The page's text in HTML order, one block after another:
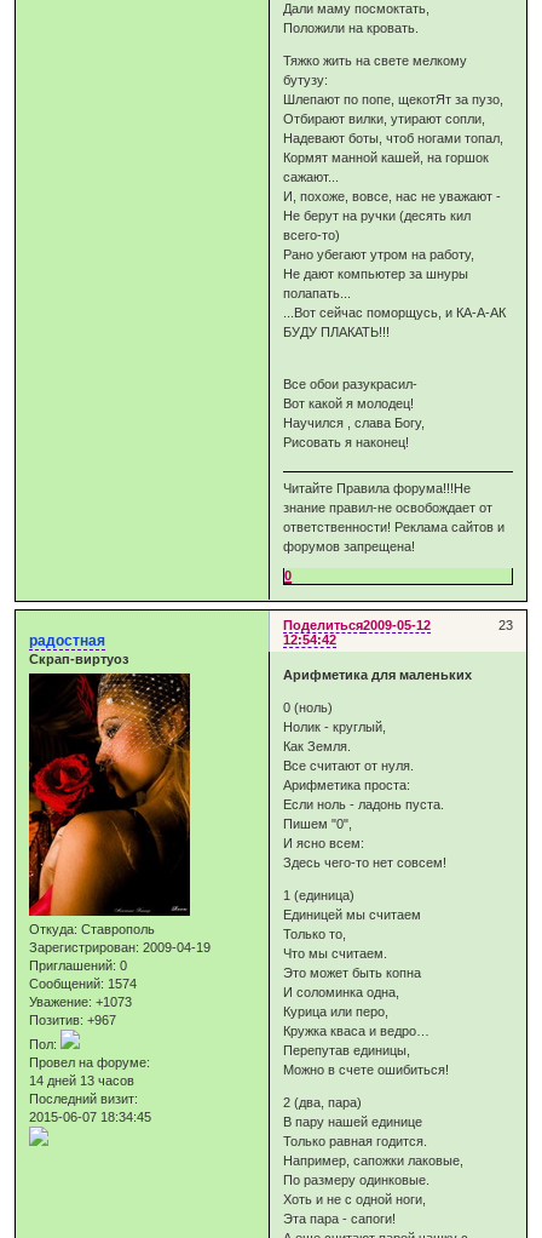
Дали маму посмоктать,
Положили на кровать.
Тяжко жить на свете мелкому
бутузу:
Шлепают по попе, щекотЯт за пузо,
Отбирают вилки, утирают сопли,
Надевают боты, чтоб ногами топал,
Кормят манной кашей, на горшок
сажают...
И, похоже, вовсе, нас не уважают -
Не берут на ручки (десять кил
всего-то)
Рано убегают утром на работу,
Не дают компьютер за шнуры
полапать...
...Вот сейчас поморщусь, и КА-А-АК
БУДУ ПЛАКАТЬ!!!
Все обои разукрасил-
Вот какой я молодец!
Научился , слава Богу,
Рисовать я наконец!
Читайте Правила форума!!!Не
знание правил-не освобождает от
ответственности! Реклама сайтов и
форумов запрещена!
0
Поделиться 23
2009-05-12
12:54:42
радостная
Скрап-виртуоз
Откуда: Ставрополь
Зарегистрирован: 2009-04-19
Приглашений: 0
Сообщений: 1574
Уважение: +1073
Позитив: +967
Пол:
Провел на форуме:
14 дней 13 часов
Последний визит:
2015-06-07 18:34:45
Арифметика для маленьких
0 (ноль)
Нолик - круглый,
Как Земля.
Все считают от нуля.
Арифметика проста:
Если ноль - ладонь пуста.
Пишем "0",
И ясно всем:
Здесь чего-то нет совсем!
1 (единица)
Единицей мы считаем
Только то,
Что мы считаем.
Это может быть копна
И соломинка одна,
Курица или перо,
Кружка кваса и ведро…
Перепутав единицы,
Можно в счете ошибиться!
2 (два, пара)
В пару нашей единице
Только равная годится.
Например, сапожки лаковые,
По размеру одинковые.
Хоть и не с одной ноги,
Эта пара - сапоги!